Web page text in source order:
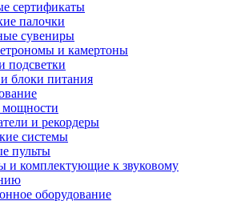
сертификаты
палочки
сувениры
и камертоны
блоки питания
мощности
и рекордеры
системы
пульты
и комплектующие к звуковому
оборудование